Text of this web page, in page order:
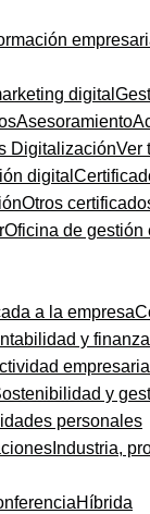
digital
Asesoramiento
DigitalizaciónVer
digital
Otros
Oficina de gestión
a la empresa
y
y
personales
Industria,
Híbrida